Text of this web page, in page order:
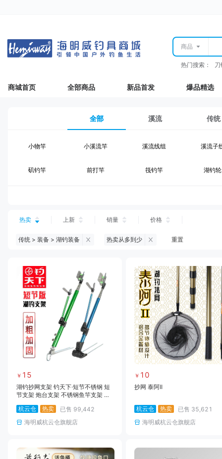
商品
热门搜索：
商城首页 全部商品 新品首发 爆品精选
全部 溪流 传统
小物竿 小溪流竿 溪流线组 溪流子
矶钓竿 前打竿 筏钓竿 湖钓轮
台钓仕挂 台钓钩
钓鱼伞 台钓服饰 台钓装备
黑坑浮漂 黑坑钓灯 黑坑网
黑坑饵料 马口竿 路亚竿 雷强竿
路亚装备 海钓竿 海钓轮 海钓线
热卖 上新 销量 价格
传统 > 装备 > 湖钓装备 热卖从多到少 重置
￥ 15
湖钓抄网支架 钓天下·短节不锈钢 短
节支架 炮台支架 不锈钢鱼竿支架 地
比 加粗支架 多功能支架
杭云仓 热卖 已售 99,442
海明威杭云仓旗舰店
￥ 10
抄网 泰阿II
杭云仓 热卖 已售 35,621
海明威杭云仓旗舰店